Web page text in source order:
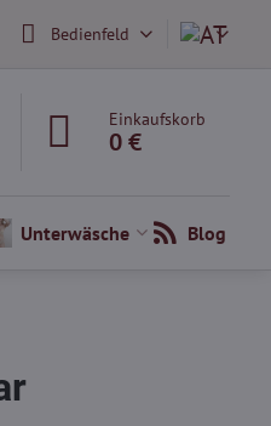
Bedienfeld
Einkaufskorb
0 €
Unterwäsche Blog